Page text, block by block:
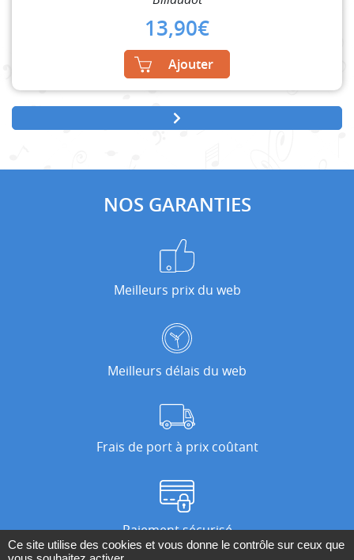
13,90€
Ajouter
NOS GARANTIES
Meilleurs prix du web
Meilleurs délais du web
Frais de port à prix coûtant
Paiement sécurisé
Ce site utilise des cookies et vous donne le contrôle sur ceux que